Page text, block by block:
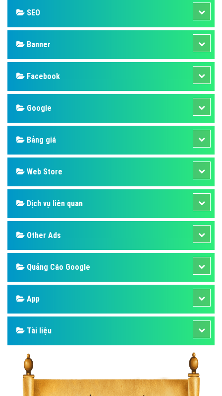
SEO
Banner
Facebook
Google
Bảng giá
Web Store
Dịch vụ liên quan
Other Ads
Quảng Cáo Google
App
Tài liệu